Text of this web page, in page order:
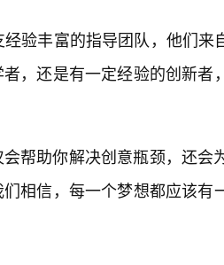
验丰富的指导团队，他们来
，还是有一定经验的创新者
帮助你解决创意瓶颈，还会
相信，每一个梦想都应该有